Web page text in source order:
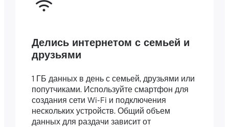
Делись интернетом с семьей и
друзьями
1 ГБ данных в день с семьей, друзьями или
попутчиками. Используйте смартфон для
создания сети Wi-Fi и подключения
нескольких устройств. Общий объем
данных для раздачи зависит от